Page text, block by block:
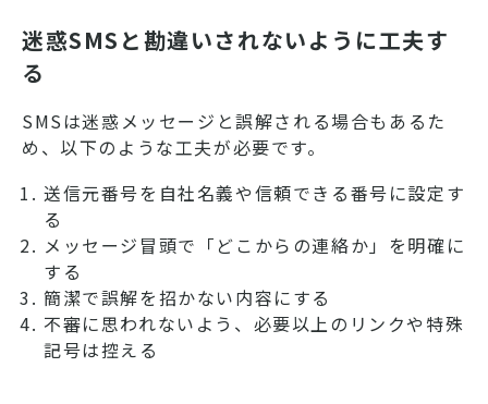
迷惑SMSと勘違いされないように工夫す
る
SMSは迷惑メッセージと誤解される場合もあるた
め、以下のような工夫が必要です。
送信元番号を自社名義や信頼できる番号に設定す
る
メッセージ冒頭で「どこからの連絡か」を明確に
する
簡潔で誤解を招かない内容にする
不審に思われないよう、必要以上のリンクや特殊
記号は控える